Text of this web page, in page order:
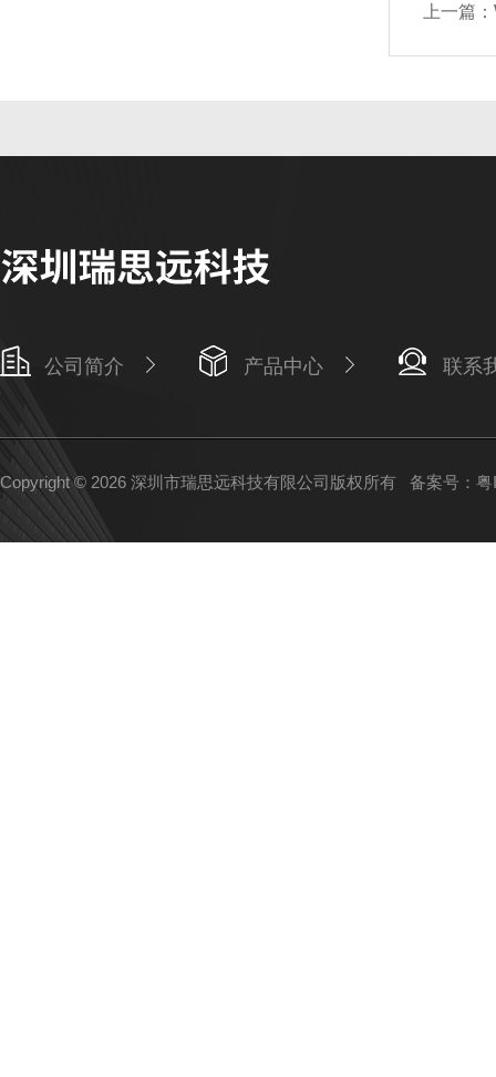
上一篇：
公司简介 产品中心 联系
Copyright © 2026 深圳市瑞思远科技有限公司版权所有 备案号：